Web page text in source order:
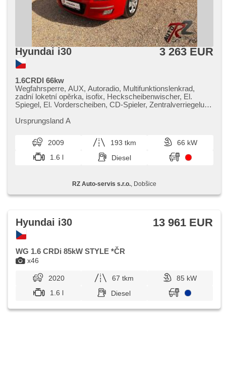
Hyundai i30 3 263 EUR
1.6CRDI 66kw
Wegfahrsperre, AUX, Autoradio, Multifunktionslenkrad,
zadní loketní opěrka, isofix, Heckscheibenwischer, El.
Spiegel, El. Vorderscheiben, CD-Spieler, Zentralverriegelung
Außenthermometer, Innenthermometer, Servolenkung,
přední pohon, Handgetriebe, ABS
Ursprungsland A
2009 193 tkm
66 kW
1.6 l
Diesel
RZ Auto-servis s.r.o. , Dobšice
x46
Hyundai i30 13 961 EUR
WG 1.6 CRDi 85kW STYLE *ČR
2020 67 tkm
85 kW
1.6 l
Diesel